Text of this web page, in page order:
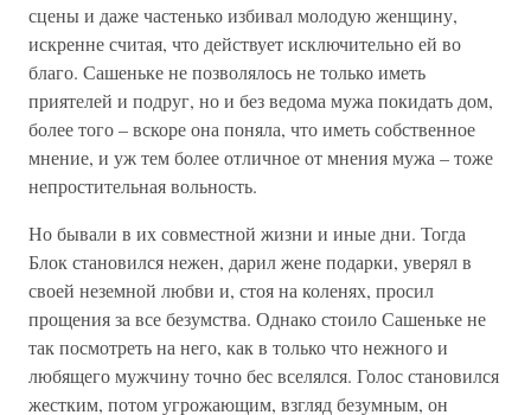
сцены и даже частенько избивал молодую женщину,
искренне считая, что действует исключительно ей во
благо. Сашеньке не позволялось не только иметь
приятелей и подруг, но и без ведома мужа покидать дом,
более того – вскоре она поняла, что иметь собственное
мнение, и уж тем более отличное от мнения мужа – тоже
непростительная вольность.
Но бывали в их совместной жизни и иные дни. Тогда
Блок становился нежен, дарил жене подарки, уверял в
своей неземной любви и, стоя на коленях, просил
прощения за все безумства. Однако стоило Сашеньке не
так посмотреть на него, как в только что нежного и
любящего мужчину точно бес вселялся. Голос становился
жестким, потом угрожающим, взгляд безумным, он